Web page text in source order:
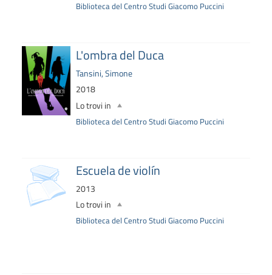
Biblioteca del Centro Studi Giacomo Puccini
L'ombra del Duca
Tansini, Simone
2018
Lo trovi in
Biblioteca del Centro Studi Giacomo Puccini
Escuela de violín
2013
Lo trovi in
Biblioteca del Centro Studi Giacomo Puccini